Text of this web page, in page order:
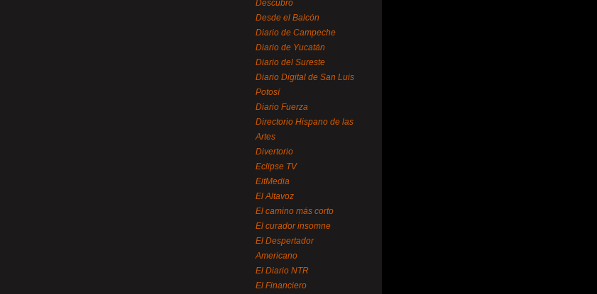
Descubro
Desde el Balcón
Diario de Campeche
Diario de Yucatán
Diario del Sureste
Diario Digital de San Luis
Potosí
Diario Fuerza
Directorio Hispano de las
Artes
Divertorio
Eclipse TV
EitMedia
El Altavoz
El camino más corto
El curador insomne
El Despertador
Americano
El Diario NTR
El Financiero